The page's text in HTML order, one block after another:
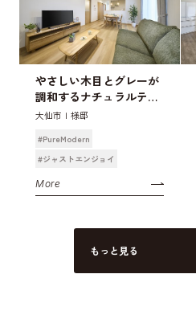
やさしい木目とグレーが
調和するナチュラルテイ
ストの家
大仙市Ｉ様邸
#PureModern
#ジャストエンジョイ
More
もっと見る